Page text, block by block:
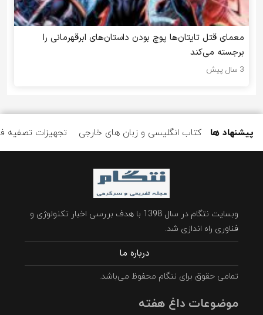
معمای قتل تایتان‌ها پوچ بودن داستان‌های ابرقهرمانی را
برجسته می‌کند
3 سال پیش
پیشنهاد ها تجهیزات تصفیه کتاب انگلیسی و زبان های خارجی
وبسایت نتگام در سال 1398 با هدف بررسی اخبار تکنولوژی و
فناوری راه اندازی شد.
درباره ما
تمامی حقوق برای نتگام محفوظ می‌باشد.
موضوعات داغ هفته